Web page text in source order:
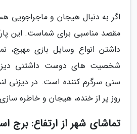
اگر به دنبال هیجان و ماجراجویی
مقصد مناسبی برای شماست. این
داشتن انواع وسایل بازی مهیج،
شخصیت های دوست داشتنی
سنی سرگرم کننده است. در دیزنی
روز پر از خنده، هیجان و خاطره
تماشای شهر از ارتفاع: برج